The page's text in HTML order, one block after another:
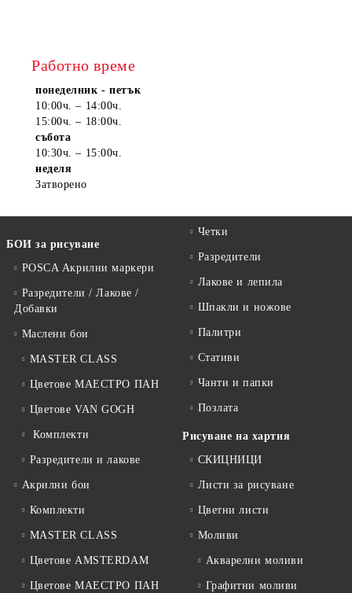
Работно време
понеделник - петък
10:00ч. – 14:00ч.
15:00ч. – 18:00ч.
събота
10:30ч. – 15:00ч.
неделя
Затворено
БОИ за рисуване
POSCA Акрилни маркери
Разредители / Лакове /
Добавки
Маслени бои
MASTER CLASS
Цветове МАЕСТРО ПАН
Цветове VAN GOGH
Комплекти
Разредители и лакове
Акрилни бои
Комплекти
MASTER CLASS
Цветове AMSTERDAM
Цветове МАЕСТРО ПАН
Четки
Разредители
Лакове и лепила
Шпакли и ножове
Палитри
Стативи
Чанти и папки
Позлата
Рисуване на хартия
СКИЦНИЦИ
Листи за рисуване
Цветни листи
Моливи
Акварелни моливи
Графитни моливи